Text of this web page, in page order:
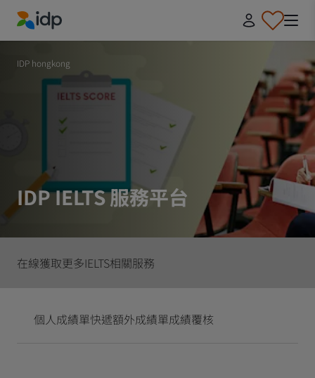
IDP Education
IDP hongkong
IDP IELTS 服務平台
在線獲取更多IELTS相關服務
個人成績單快遞額外成績單成績覆核